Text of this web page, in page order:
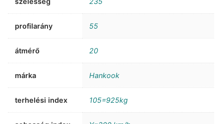
profilarány 55
átmérő 20
márka Hankook
terhelési index 105=925kg